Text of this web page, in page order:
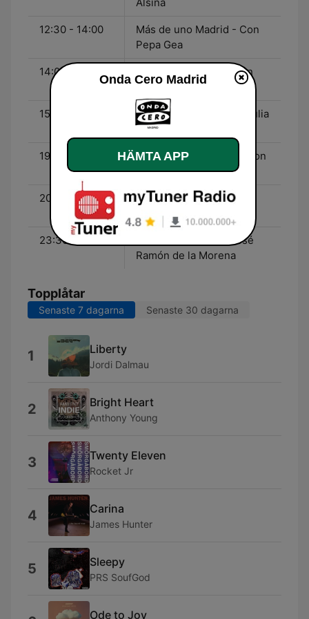
12:30 - 14:00
Más de uno Madrid - Con
Pepa Gea
14:00 - 15:00
Noticias mediodía - Con
Elena Gijón
15:00 - 19:00
Julia en la Onda - Con Julia
Otero
19:00 - 20:00
La Brújula de Madrid - Con
David del Cura
20:00 - 23:30
La Brújula - Con Juan
Ramón Lucas
23:30 - 00:00
El Transistor - Con José
Ramón de la Morena
Topplåtar
Senaste 7 dagarna Senaste 30 dagarna
1 Liberty
Jordi Dalmau
2 Bright Heart
Anthony Young
3 Twenty Eleven
Rocket Jr
4 Carina
James Hunter
5 Sleepy
PRS SoufGod
Ode to Joy
Onda Cero Madrid
HÄMTA APP